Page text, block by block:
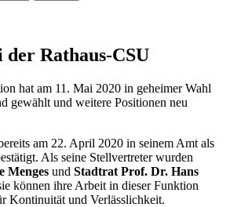
der Rathaus-CSU
hat am 11. Mai 2020 in geheimer Wahl
gewählt und weitere Positionen neu
am 22. April 2020 in seinem Amt als
Als seine Stellvertreter wurden
Menges und Stadtrat Prof. Dr. Hans
können ihre Arbeit in dieser Funktion
Kontinuität und Verlässlichkeit.